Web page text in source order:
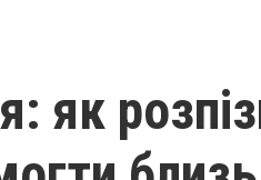
як